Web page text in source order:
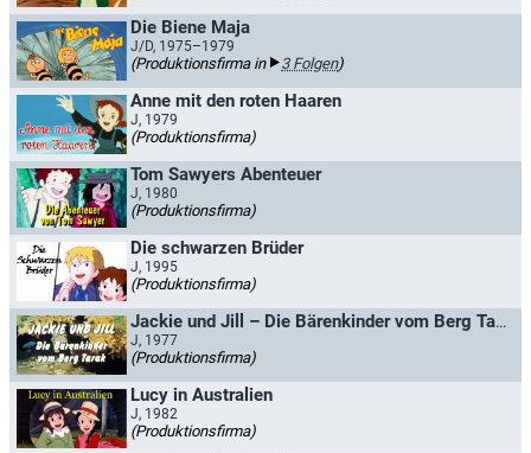
Die Biene Maja
J/D, 1975–1979
(Produktionsfirma in 3 Folgen)
Anne mit den roten Haaren
J, 1979
(Produktionsfirma)
Tom Sawyers Abenteuer
J, 1980
(Produktionsfirma)
Die schwarzen Brüder
J, 1995
(Produktionsfirma)
Jackie und Jill – Die Bärenkinder vom Berg Tarak
J, 1977
(Produktionsfirma)
Lucy in Australien
J, 1982
(Produktionsfirma)